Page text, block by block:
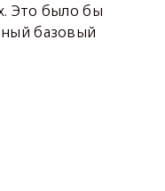
Это было бы
базовый